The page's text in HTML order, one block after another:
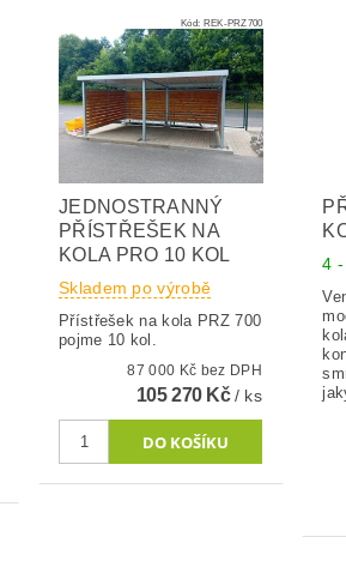
Kód: REK-PRZ700
JEDNOSTRANNÝ
PŘÍSTŘEŠEK NA
KOLA PRO 10 KOL
Skladem po výrobě
Přístřešek na kola PRZ 700
pojme 10 kol.
87 000 Kč bez DPH
105 270 Kč/ ks
4